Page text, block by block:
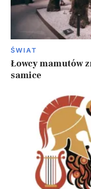
ŚWIAT
Łowcy mamutów
samice